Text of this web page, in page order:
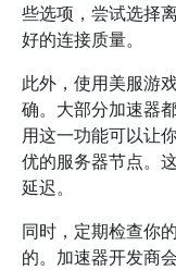
些选项，尝试选择
好的连接质量。
此外，使用美服游
确。大部分加速器
用这一功能可以让
优的服务器节点。
延迟。
同时，定期检查你
的。加速器开发商